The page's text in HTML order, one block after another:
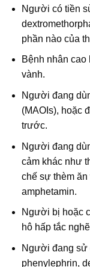
Người có tiền
phần nào của
Bệnh nhân cao
vành.
Người đang
(MAOIs), hoặc
trước.
Người đang
cảm khác như
chế sự thèm
amphetamin.
Người bị hoặc
hô hấp tắc
Người đang sử
phenylephrin,